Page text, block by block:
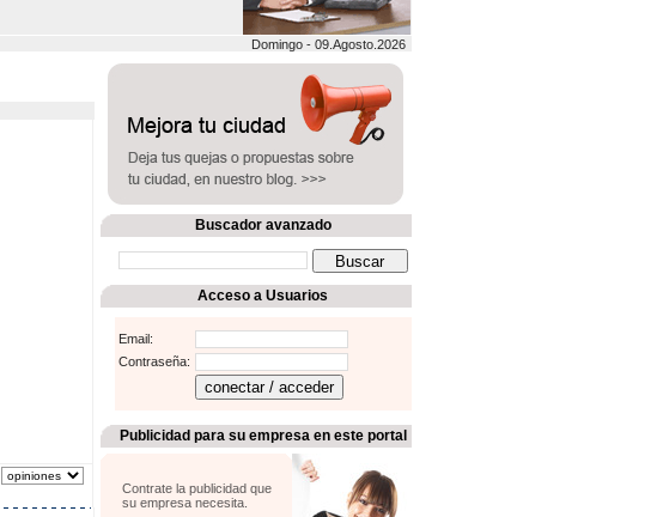
Domingo - 09.Agosto.2026
Buscador avanzado
Acceso a Usuarios
Email:
Contraseña:
Publicidad para su empresa en este portal
Contrate la publicidad que
su empresa necesita.